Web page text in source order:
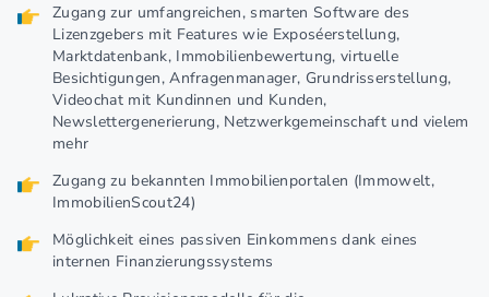
Zugang zur umfangreichen, smarten Software des
Lizenzgebers mit Features wie Exposéerstellung,
Marktdatenbank, Immobilienbewertung, virtuelle
Besichtigungen, Anfragenmanager, Grundrisserstellung,
Videochat mit Kundinnen und Kunden,
Newslettergenerierung, Netzwerkgemeinschaft und vielem
mehr
Zugang zu bekannten Immobilienportalen (Immowelt,
ImmobilienScout24)
Möglichkeit eines passiven Einkommens dank eines
internen Finanzierungssystems